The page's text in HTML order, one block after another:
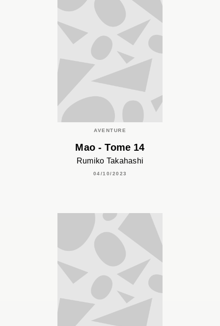
AVENTURE
Mao - Tome 14
Rumiko Takahashi
04/10/2023